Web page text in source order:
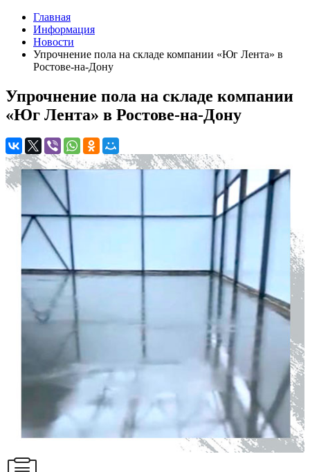
Главная
Информация
Новости
Упрочнение пола на складе компании «Юг Лента» в
Ростове-на-Дону
Упрочнение пола на складе компании
«Юг Лента» в Ростове-на-Дону